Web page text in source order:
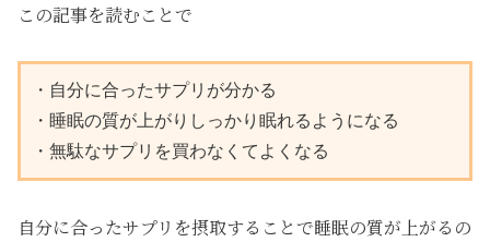
この記事を読むことで
・自分に合ったサプリが分かる
・睡眠の質が上がりしっかり眠れるようになる
・無駄なサプリを買わなくてよくなる
自分に合ったサプリを摂取することで睡眠の質が上がるの